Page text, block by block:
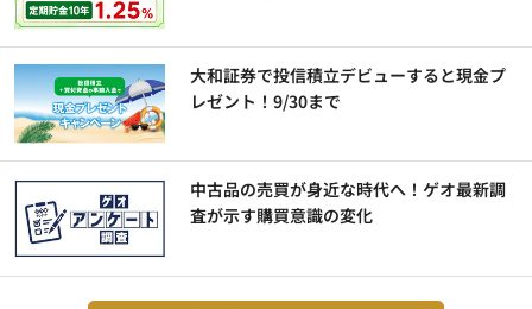
大和証券で投信積立デビューすると現金プ
レゼント！9/30まで
中古品の売買が身近な時代へ！ゲオ最新調
査が示す購買意識の変化